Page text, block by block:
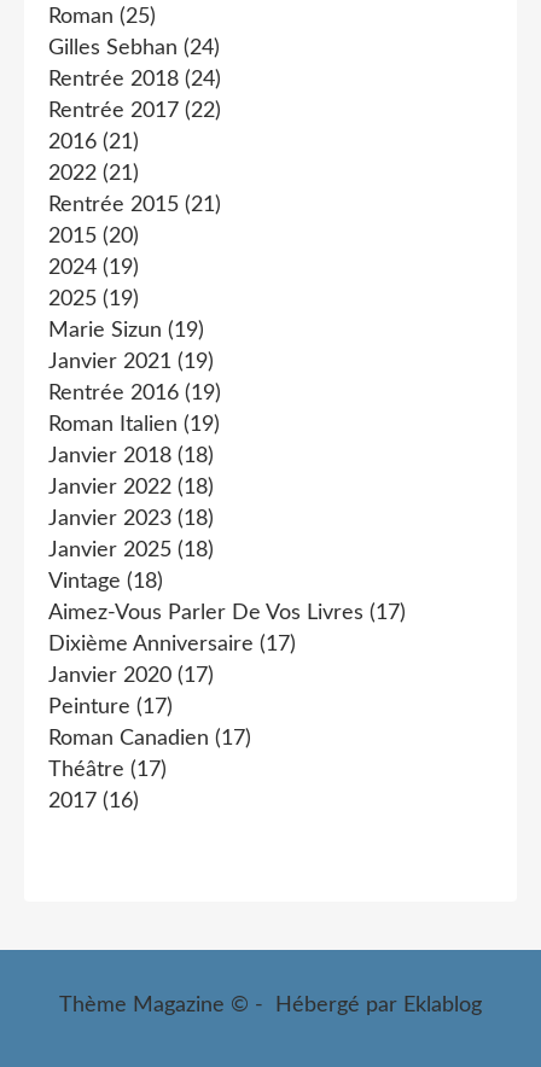
Roman (25)
Gilles Sebhan (24)
Rentrée 2018 (24)
Rentrée 2017 (22)
2016 (21)
2022 (21)
Rentrée 2015 (21)
2015 (20)
2024 (19)
2025 (19)
Marie Sizun (19)
Janvier 2021 (19)
Rentrée 2016 (19)
Roman Italien (19)
Janvier 2018 (18)
Janvier 2022 (18)
Janvier 2023 (18)
Janvier 2025 (18)
Vintage (18)
Aimez-Vous Parler De Vos Livres (17)
Dixième Anniversaire (17)
Janvier 2020 (17)
Peinture (17)
Roman Canadien (17)
Théâtre (17)
2017 (16)
Thème Magazine © - Hébergé par Eklablog